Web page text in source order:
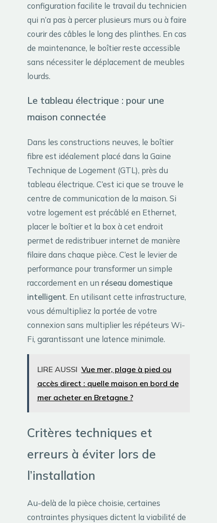
configuration facilite le travail du technicien
qui n’a pas à percer plusieurs murs ou à faire
courir des câbles le long des plinthes. En cas
de maintenance, le boîtier reste accessible
sans nécessiter le déplacement de meubles
lourds.
Le tableau électrique : pour une
maison connectée
Dans les constructions neuves, le boîtier
fibre est idéalement placé dans la Gaine
Technique de Logement (GTL), près du
tableau électrique. C’est ici que se trouve le
centre de communication de la maison. Si
votre logement est précâblé en Ethernet,
placer le boîtier et la box à cet endroit
permet de redistribuer internet de manière
filaire dans chaque pièce. C’est le levier de
performance pour transformer un simple
raccordement en un réseau domestique
intelligent. En utilisant cette infrastructure,
vous démultipliez la portée de votre
connexion sans multiplier les répéteurs Wi-
Fi, garantissant une latence minimale.
LIRE AUSSI Vue mer, plage à pied ou
accès direct : quelle maison en bord de
mer acheter en Bretagne ?
Critères techniques et
erreurs à éviter lors de
l’installation
Au-delà de la pièce choisie, certaines
contraintes physiques dictent la viabilité de